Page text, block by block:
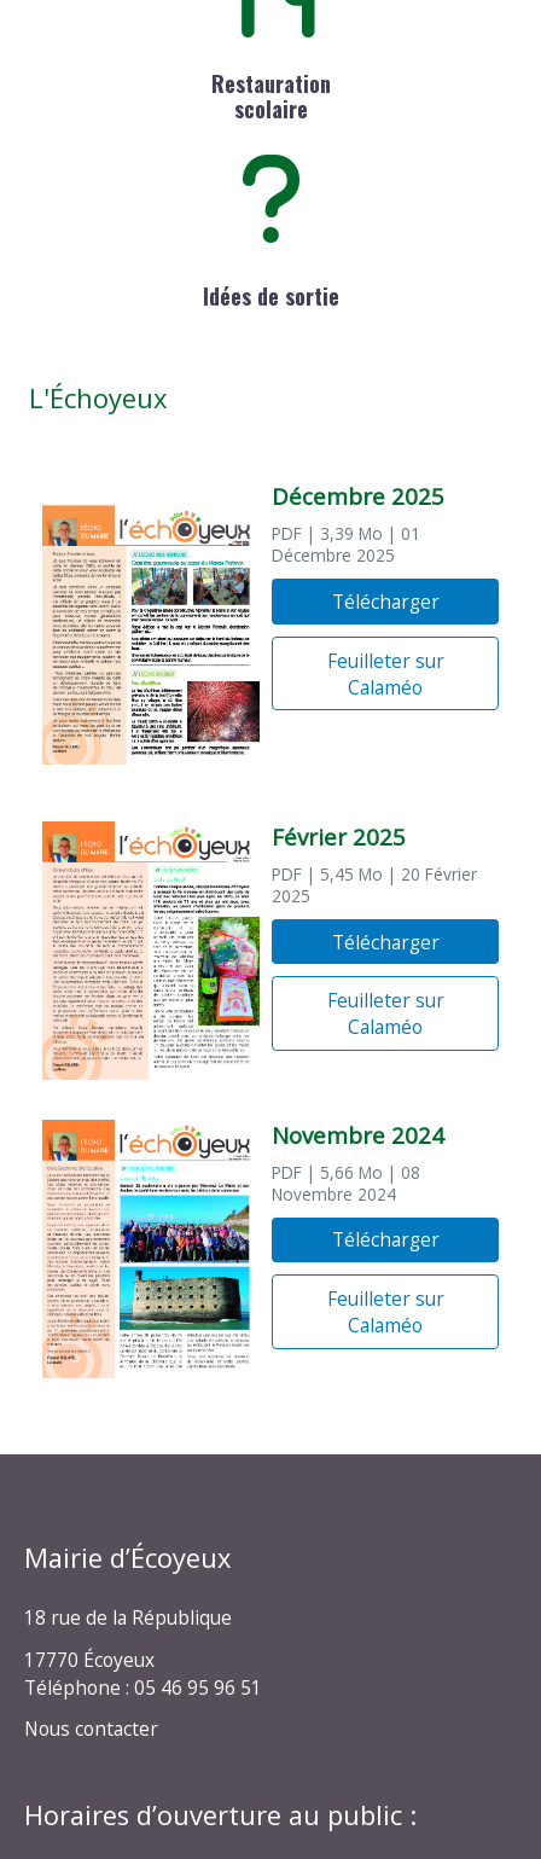
Restauration
scolaire
Idées de sortie
L'Échoyeux
Décembre 2025
PDF | 3,39 Mo | 01
Décembre 2025
Télécharger
Feuilleter sur
Calaméo
Février 2025
PDF | 5,45 Mo | 20 Février
2025
Télécharger
Feuilleter sur
Calaméo
Novembre 2024
PDF | 5,66 Mo | 08
Novembre 2024
Télécharger
Feuilleter sur
Calaméo
Mairie d’Écoyeux
18 rue de la République
17770 Écoyeux
Téléphone : 05 46 95 96 51
Nous contacter
Horaires d’ouverture au public :